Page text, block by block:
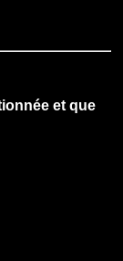
et que